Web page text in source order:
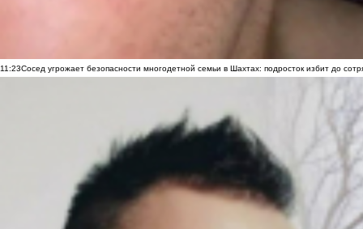
11:23Сосед угрожает безопасности многодетной семьи в Шахтах: подросток избит до